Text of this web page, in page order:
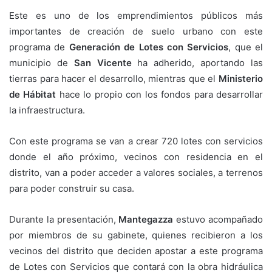
Este es uno de los emprendimientos públicos más
importantes de creación de suelo urbano con este
programa de Generación de Lotes con Servicios, que el
municipio de San Vicenteha adherido, aportando las
tierras para hacer el desarrollo, mientras que el Ministerio
de Hábitat hace lo propio con los fondos para desarrollar
la infraestructura.
Con este programa se van a crear 720 lotes con servicios
donde el año próximo, vecinos con residencia en el
distrito, van a poder acceder a valores sociales, a terrenos
para poder construir su casa.
Durante la presentación, Mantegazza estuvo acompañado
por miembros de su gabinete, quienes recibieron a los
vecinos del distrito que deciden apostar a este programa
de Lotes con Servicios que contará con la obra hidráulica